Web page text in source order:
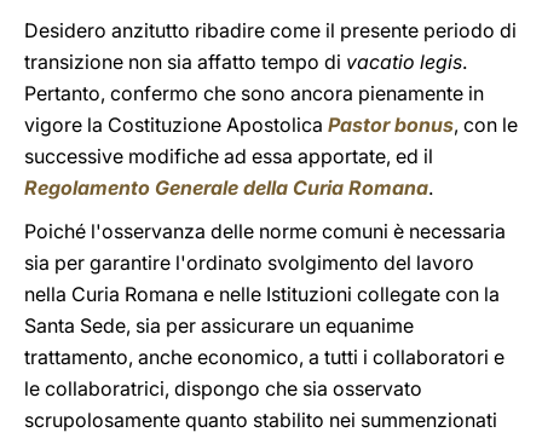
Desidero anzitutto ribadire come il presente periodo di
transizione non sia affatto tempo di vacatio legis.
Pertanto, confermo che sono ancora pienamente in
vigore la Costituzione Apostolica Pastor bonus, con le
successive modifiche ad essa apportate, ed il
Regolamento Generale della Curia Romana.
Poiché l'osservanza delle norme comuni è necessaria
sia per garantire l'ordinato svolgimento del lavoro
nella Curia Romana e nelle Istituzioni collegate con la
Santa Sede, sia per assicurare un equanime
trattamento, anche economico, a tutti i collaboratori e
le collaboratrici, dispongo che sia osservato
scrupolosamente quanto stabilito nei summenzionati